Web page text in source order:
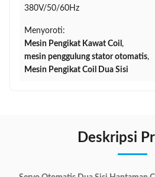
380V/50/60Hz
Menyoroti:
Mesin Pengikat Kawat Coil ,
mesin penggulung stator otomatis,
Mesin Pengikat Coil Dua Sisi
Deskripsi